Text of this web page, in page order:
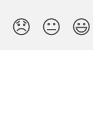
😞 😐 😃